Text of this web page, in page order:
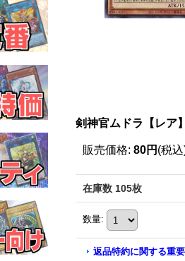
剣神官ムドラ【レア
販売価格: 80円 (税
在庫数 105枚
数量:
返品特約に関する重